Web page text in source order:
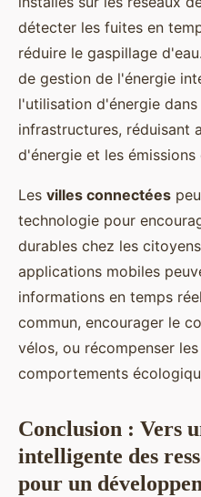
détecter les fuites en
réduire le gaspillage
de gestion de l'énergie
l'utilisation d'énergie
infrastructures, réduisant
d'énergie et les émissions
Les villes connectées
technologie pour
durables chez les
applications mobiles
informations en temps
commun, encourager le
vélos, ou récompenser
comportements
Conclusion : Vers
intelligente des
pour un